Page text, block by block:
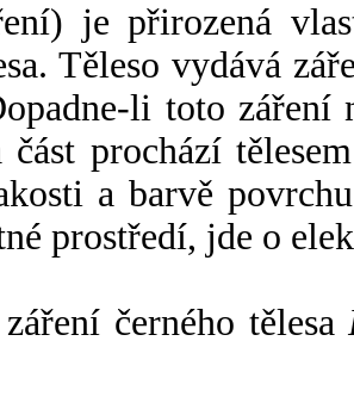
je přirozená
Těleso vydává
li toto záření
část prochází
a barvě
prostředí, jde o
černého tělesa